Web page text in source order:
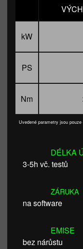
kW
PS
Nm
Uvedené parametry jsou
DÉLKA
3-5h vč. testů
ZÁRUKA
na software
EMISE
bez nárůstu